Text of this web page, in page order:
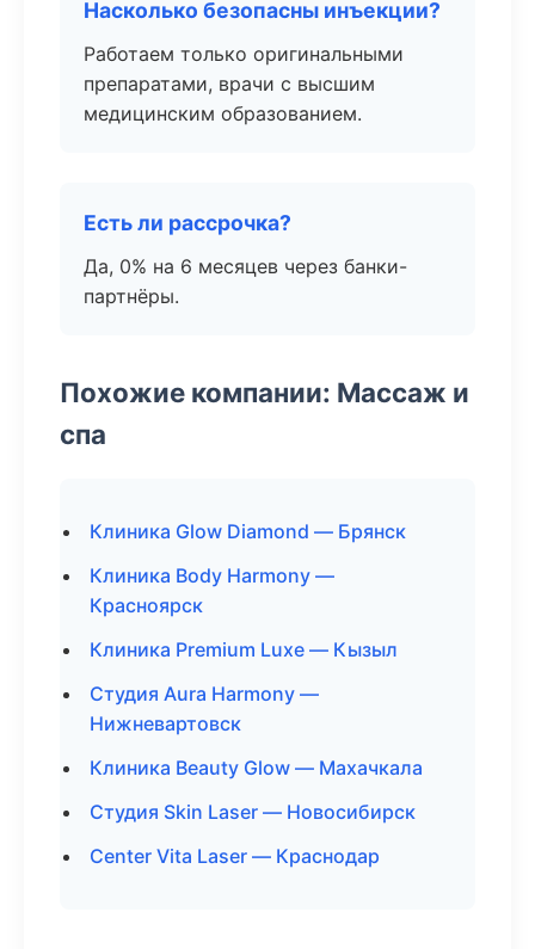
Насколько безопасны инъекции?
Работаем только оригинальными
препаратами, врачи с высшим
медицинским образованием.
Есть ли рассрочка?
Да, 0% на 6 месяцев через банки-
партнёры.
Похожие компании: Массаж и
спа
Клиника Glow Diamond — Брянск
Клиника Body Harmony —
Красноярск
Клиника Premium Luxe — Кызыл
Студия Aura Harmony —
Нижневартовск
Клиника Beauty Glow — Махачкала
Студия Skin Laser — Новосибирск
Center Vita Laser — Краснодар